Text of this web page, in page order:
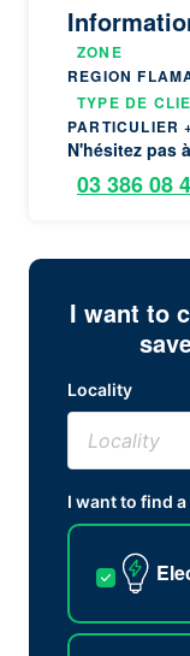
ZONE
REGION
TYPE DE
PARTICULIER
N'hésitez pas
03 386 08
I want to
Locality
I want to find